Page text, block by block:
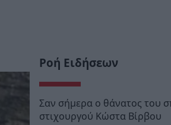
Ροή Ειδήσεων
Σαν σήμερα ο θάνατος του
στιχουργού Κώστα Βίρβου